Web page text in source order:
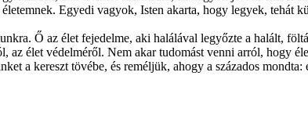
Egyedi vagyok, Isten akarta, hogy legyek, tehát
Ő az élet fejedelme, aki halálával legyőzte a halált,
az élet védelméről. Nem akar tudomást venni arról, hogy
a kereszt tövébe, és reméljük, ahogy a százados